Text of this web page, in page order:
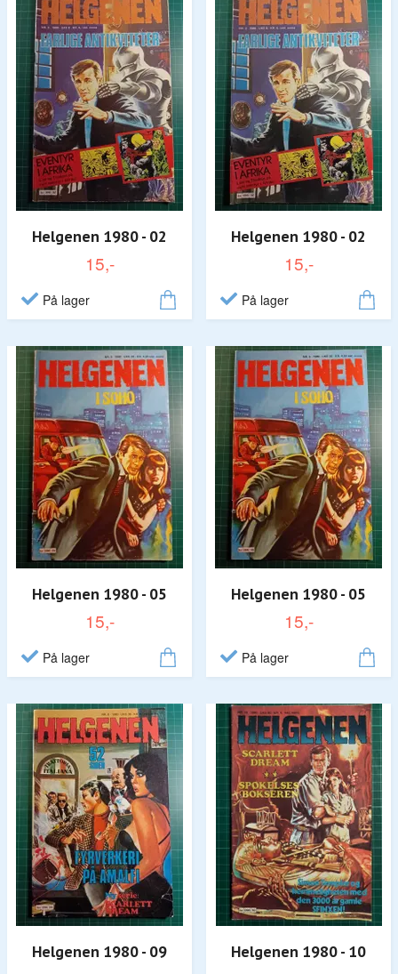
Helgenen 1980 - 02
15,-
På lager
Helgenen 1980 - 02
15,-
På lager
Helgenen 1980 - 05
15,-
På lager
Helgenen 1980 - 05
15,-
På lager
Helgenen 1980 - 09 Helgenen 1980 - 10